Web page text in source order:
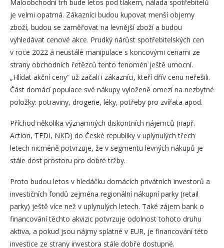
Maloobchodní trh bude letos pod tlakem, nálada spotřebitelů
je velmi opatrná. Zákazníci budou kupovat menší objemy
zboží, budou se zaměřovat na levnější zboží a budou
vyhledávat cenové akce. Prudký nárůst spotřebitelských cen
v roce 2022 a neustálé manipulace s koncovými cenami ze
strany obchodních řetězců tento fenomén ještě umocní.
„Hlídat akční ceny“ už začali i zákazníci, kteří dřív cenu neřešili.
Část domácí populace své nákupy vyloženě omezí na nezbytné
položky: potraviny, drogerie, léky, potřeby pro zvířata apod.
Příchod několika významných diskontních nájemců (např.
Action, TEDI, NKD) do České republiky v uplynulých třech
letech nicméně potvrzuje, že v segmentu levných nákupů je
stále dost prostoru pro dobré tržby.
Proto budou letos v hledáčku domácích privátních investorů a
investičních fondů zejména regionální nákupní parky (retail
parky) ještě více než v uplynulých letech. Také zájem bank o
financování těchto akvizic potvrzuje odolnost tohoto druhu
aktiva, a pokud jsou nájmy splatné v EUR, je financování této
investice ze strany investora stále dobře dostupné.